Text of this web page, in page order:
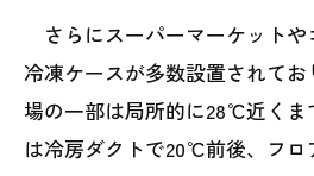
さらにスーパーマーケットや
冷凍ケースが多数設置されてお
場の一部は局所的に28℃近くま
は冷房ダクトで20℃前後、フ